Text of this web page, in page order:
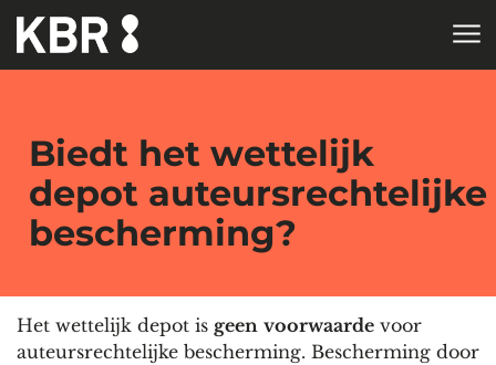
Skip to main content
Biedt het wettelijk
depot auteursrechtelijke
bescherming?
Het wettelijk depot is geen voorwaarde voor
auteursrechtelijke bescherming. Bescherming door